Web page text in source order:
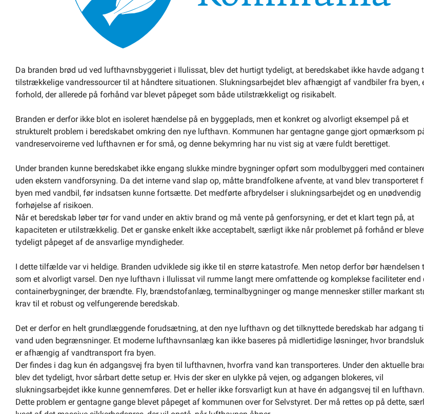
Da branden brød ud ved lufthavnsbyggeriet i Ilulissat, blev det hurtigt tydeligt, at beredskabet ikke havde adgang
tilstrækkelige vandressourcer til at håndtere situationen. Slukningsarbejdet blev afhængigt af vandbiler fra byen,
forhold, der allerede på forhånd var blevet påpeget som både utilstrækkeligt og risikabelt.
Branden er derfor ikke blot en isoleret hændelse på en byggeplads, men et konkret og alvorligt eksempel på et
strukturelt problem i beredskabet omkring den nye lufthavn. Kommunen har gentagne gange gjort opmærksom
vandreservoirerne ved lufthavnen er for små, og denne bekymring har nu vist sig at være fuldt berettiget.
Under branden kunne beredskabet ikke engang slukke mindre bygninger opført som modulbyggeri med
uden ekstern vandforsyning. Da det interne vand slap op, måtte brandfolkene afvente, at vand blev transporteret
byen med vandbil, før indsatsen kunne fortsætte. Det medførte afbrydelser i slukningsarbejdet og en unødvendig
forhøjelse af risikoen.
Når et beredskab løber tør for vand under en aktiv brand og må vente på genforsyning, er det et klart tegn på, at
kapaciteten er utilstrækkelig. Det er ganske enkelt ikke acceptabelt, særligt ikke når problemet på forhånd er
tydeligt påpeget af de ansvarlige myndigheder.
I dette tilfælde var vi heldige. Branden udviklede sig ikke til en større katastrofe. Men netop derfor bør hændelsen
som et alvorligt varsel. Den nye lufthavn i Ilulissat vil rumme langt mere omfattende og komplekse faciliteter end
containerbygninger, der brændte. Fly, brændstofanlæg, terminalbygninger og mange mennesker stiller markant
krav til et robust og velfungerende beredskab.
Det er derfor en helt grundlæggende forudsætning, at den nye lufthavn og det tilknyttede beredskab har adgang
vand uden begrænsninger. Et moderne lufthavnsanlæg kan ikke baseres på midlertidige løsninger, hvor
er afhængig af vandtransport fra byen.
Der findes i dag kun én adgangsvej fra byen til lufthavnen, hvorfra vand kan transporteres. Under den aktuelle
blev det tydeligt, hvor sårbart dette setup er. Hvis der sker en ulykke på vejen, og adgangen blokeres, vil
slukningsarbejdet ikke kunne gennemføres. Det er heller ikke forsvarligt kun at have én adgangsvej til en lufthavn.
Dette problem er gentagne gange blevet påpeget af kommunen over for Selvstyret. Der må rettes op på dette,